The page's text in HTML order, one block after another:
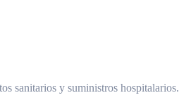
sanitarios y suministros hospitalarios.